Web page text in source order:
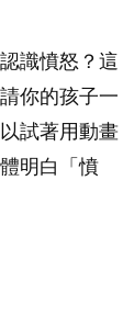
識憤怒？這
你的孩子一
試著用動畫
明白「憤